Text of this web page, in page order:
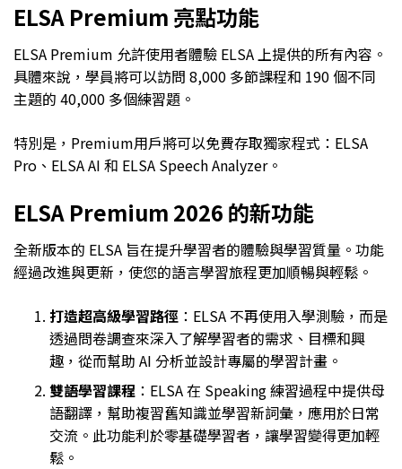
ELSA Premium 亮點功能
ELSA Premium 允許使用者體驗 ELSA 上提供的所有內容。
具體來說，學員將可以訪問 8,000 多節課程和 190 個不同
主題的 40,000 多個練習題。
特別是，Premium用戶將可以免費存取獨家程式：ELSA
Pro、ELSA AI 和 ELSA Speech Analyzer。
ELSA Premium 2026 的新功能
全新版本的 ELSA 旨在提升學習者的體驗與學習質量。功能
經過改進與更新，使您的語言學習旅程更加順暢與輕鬆。
打造超高級學習路徑 ：ELSA 不再使用入學測驗，而是
透過問卷調查來深入了解學習者的需求、目標和興
趣，從而幫助 AI 分析並設計專屬的學習計畫。
雙語學習課程 ：ELSA 在 Speaking 練習過程中提供母
語翻譯，幫助複習舊知識並學習新詞彙，應用於日常
交流。此功能利於零基礎學習者，讓學習變得更加輕
鬆。